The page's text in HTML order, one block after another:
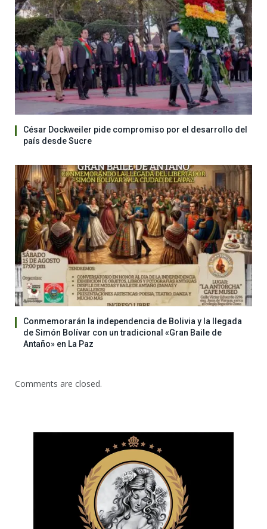
César Dockweiler pide compromiso por el desarrollo del
país desde Sucre
Conmemorarán la independencia de Bolivia y la llegada
de Simón Bolívar con un tradicional «Gran Baile de
Antaño» en La Paz
Comments are closed.